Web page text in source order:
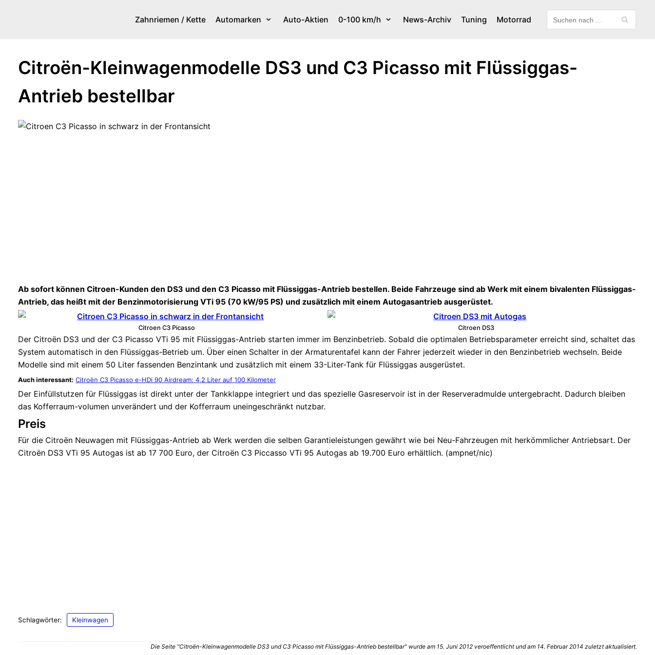
Zahnriemen / Kette Automarken Auto-Aktien 0-100 km/h News-Archiv Tuning Motorrad
Citroën-Kleinwagenmodelle DS3 und C3 Picasso mit Flüssiggas-
Antrieb bestellbar
Ab sofort können Citroen-Kunden den DS3 und den C3 Picasso mit Flüssiggas-Antrieb bestellen. Beide Fahrzeuge sind ab Werk mit einem bivalenten Flüssiggas-
Antrieb, das heißt mit der Benzinmotorisierung VTi 95 (70 kW/95 PS) und zusätzlich mit einem Autogasantrieb ausgerüstet.
Citroen C3 Picasso Citroen DS3
Der Citroën DS3 und der C3 Picasso VTi 95 mit Flüssiggas-Antrieb starten immer im Benzinbetrieb. Sobald die optimalen Betriebsparameter erreicht sind, schaltet das
System automatisch in den Flüssiggas-Betrieb um. Über einen Schalter in der Armaturentafel kann der Fahrer jederzeit wieder in den Benzinbetrieb wechseln. Beide
Modelle sind mit einem 50 Liter fassenden Benzintank und zusätzlich mit einem 33-Liter-Tank für Flüssiggas ausgerüstet.
Auch interessant: Citroën C3 Picasso e-HDi 90 Airdream: 4,2 Liter auf 100 Kilometer
Der Einfüllstutzen für Flüssiggas ist direkt unter der Tankklappe integriert und das spezielle Gasreservoir ist in der Reserveradmulde untergebracht. Dadurch bleiben
das Kofferraum-volumen unverändert und der Kofferraum uneingeschränkt nutzbar.
Preis
Für die Citroën Neuwagen mit Flüssiggas-Antrieb ab Werk werden die selben Garantieleistungen gewährt wie bei Neu-Fahrzeugen mit herkömmlicher Antriebsart. Der
Citroën DS3 VTi 95 Autogas ist ab 17 700 Euro, der Citroën C3 Piccasso VTi 95 Autogas ab 19.700 Euro erhältlich. (ampnet/nic)
Schlagwörter: Kleinwagen
Die Seite "Citroën-Kleinwagenmodelle DS3 und C3 Picasso mit Flüssiggas-Antrieb bestellbar" wurde am 15. Juni 2012 veroeffentlicht und am 14. Februar 2014 zuletzt aktualisiert.